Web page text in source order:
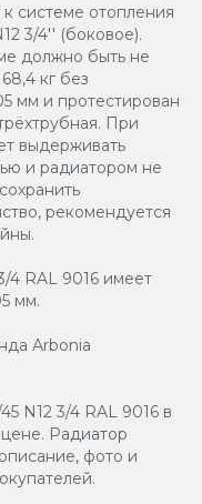
системе отопления
3/4'' (боковое).
должно быть не
кг без
мм и протестирован
При
выдерживать
и радиатором не
рекомендуется
4 RAL 9016 имеет
мм.
Аrbonia
N12 3/4 RAL 9016 в
Радиатор
фото и